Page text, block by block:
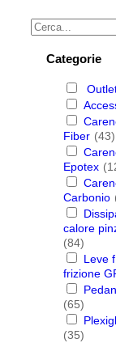
Categorie
Fiber (43)
Epotex
Carbonio
calore
(84)
Leve
frizione
(65)
(35)